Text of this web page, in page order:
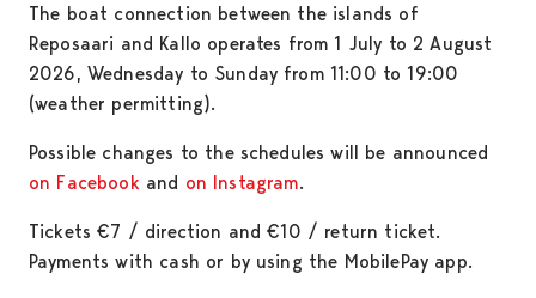
The boat connection between the islands of
Reposaari and Kallo operates from 1 July to 2 August
2026, Wednesday to Sunday from 11:00 to 19:00
(weather permitting).
Possible changes to the schedules will be announced
on Facebookand on Instagram.
Tickets €7 / direction and €10 / return ticket.
Payments with cash or by using the MobilePay app.